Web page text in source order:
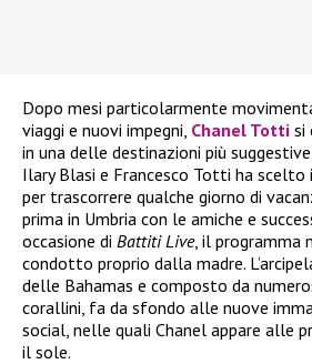
Dopo mesi particolarmente
viaggi e nuovi impegni, Chanel Totti si
in una delle destinazioni più
Ilary Blasi e Francesco Totti ha scelto
per trascorrere qualche giorno di
prima in Umbria con le amiche e
occasione di Battiti Live, il programma
condotto proprio dalla madre.
delle Bahamas e composto da
corallini, fa da sfondo alle nuove
social, nelle quali Chanel appare alle
il sole.